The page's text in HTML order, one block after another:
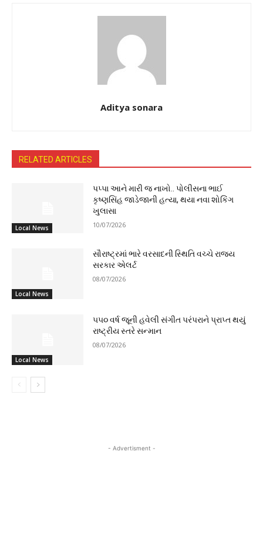
Aditya sonara
RELATED ARTICLES
Local News
પપ્પા આને મારી જ નાખો.. પોલીસના ભાઈ
કૃષ્ણસિંહ જાડેજાની હત્યા, થયા નવા શોકિંગ
ખુલાસા
10/07/2026
Local News
સૌરાષ્ટ્રમાં ભારે વરસાદની સ્થિતિ વચ્ચે રાજ્ય
સરકાર એલર્ટ
08/07/2026
Local News
૫૫૦ વર્ષ જૂની હવેલી સંગીત પરંપરાને પ્રાપ્ત થયું
રાષ્ટ્રીય સ્તરે સન્માન
08/07/2026
- Advertisment -